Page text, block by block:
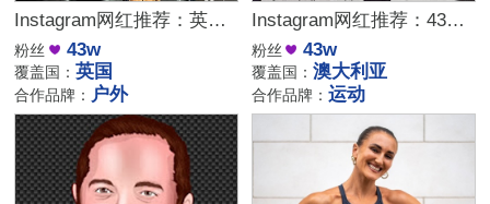
Instagram网红推荐：英国户外露营博主适合户外品牌推广
粉丝 43w
覆盖国：英国
合作品牌： 户外
Instagram网红推荐：43万粉澳大利亚跑步博主适合运动品牌推广
粉丝 43w
覆盖国：澳大利亚
合作品牌：运动